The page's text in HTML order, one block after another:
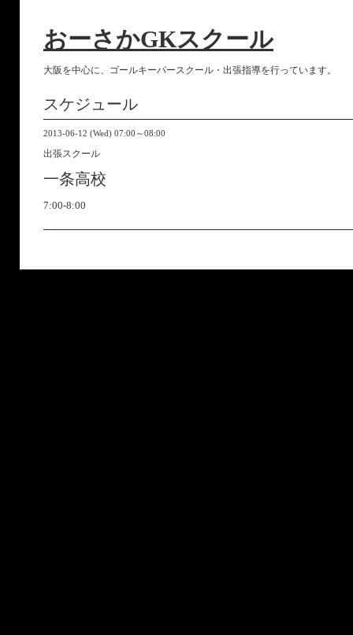
おーさかGKスクール
大阪を中心に、ゴールキーパースクール・出張指導を行っています。
スケジュール
2013-06-12 (Wed) 07:00～08:00
出張スクール
一条高校
7:00-8:00